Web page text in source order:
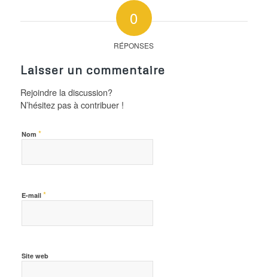
0
RÉPONSES
Laisser un commentaire
Rejoindre la discussion?
N’hésitez pas à contribuer !
Nom *
E-mail *
Site web